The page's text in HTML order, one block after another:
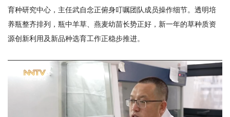
建
设
育种研究中心，主任武自念正俯身叮嘱团队成员操作细节。透明培
养瓶整齐排列，瓶中羊草、燕麦幼苗长势正好，新一年的草种质资
源创新利用及新品种选育工作正稳步推进。